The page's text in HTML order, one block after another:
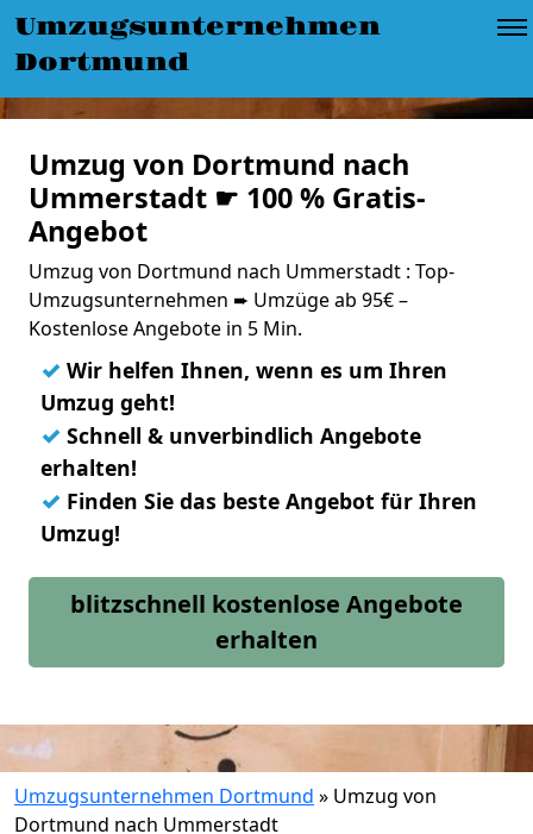
Umzugsunternehmen
Dortmund
Umzug von Dortmund nach
Ummerstadt ☛ 100 % Gratis-
Angebot
Umzug von Dortmund nach Ummerstadt : Top-
Umzugsunternehmen ➨ Umzüge ab 95€ –
Kostenlose Angebote in 5 Min.
✓ Wir helfen Ihnen, wenn es um Ihren
Umzug geht!
✓ Schnell & unverbindlich Angebote
erhalten!
✓ Finden Sie das beste Angebot für Ihren
Umzug!
blitzschnell kostenlose Angebote
erhalten
Umzugsunternehmen Dortmund » Umzug von
Dortmund nach Ummerstadt